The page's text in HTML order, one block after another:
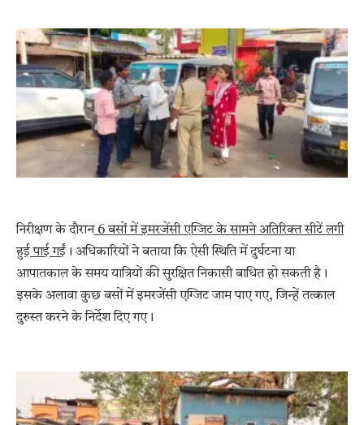
निरीक्षण के दौरान6 बसों में इमरजेंसी एग्जिट के सामने अतिरिक्त सीटें लगी
हुई पाई गईं। अधिकारियों ने बताया कि ऐसी स्थिति में दुर्घटना या
आपातकाल के समय यात्रियों की सुरक्षित निकासी बाधित हो सकती है।
इसके अलावा कुछ बसों में इमरजेंसी एग्जिट जाम पाए गए, जिन्हें तत्काल
दुरुस्त करने के निर्देश दिए गए।